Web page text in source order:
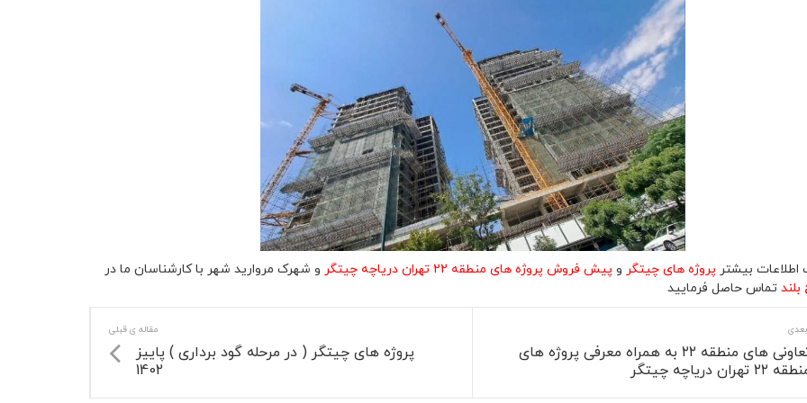
بیشتر پروژه های چیتگر و پیش فروش پروژه های منطقه 22 تهران دریاچه چیتگر
و شهرک مروارید شهر با کارشناسان ما در
بلند تماس حاصل فرمایید
مقاله ی قبلی
پروژه های چیتگر ( در مرحله گود برداری ) پاییز
1402
تعاونی های منطقه ۲۲ به همراه معرفی پروژه های
۲۲ تهران دریاچه چیتگر